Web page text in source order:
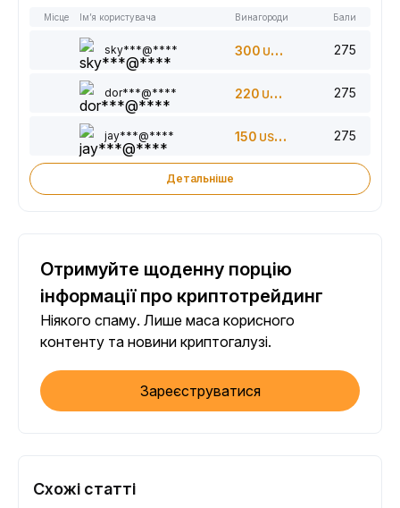
Місце Ім’я користувача Винагороди Бали
sky***@**** 300 USDT 275
dor***@**** 220 USDT 275
jay***@**** 150 USDT 275
Детальніше
Отримуйте щоденну порцію
інформації про криптотрейдинг
Ніякого спаму. Лише маса корисного
контенту та новини криптогалузі.
Зареєструватися
Схожі статті